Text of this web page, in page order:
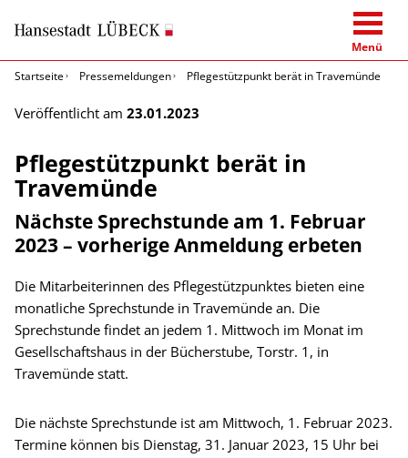
Menü
Startseite
Pressemeldungen Pflegestützpunkt berät in Travemünde
Veröffentlicht am 23.01.2023
Pflegestützpunkt berät in
Travemünde
Nächste Sprechstunde am 1. Februar
2023 – vorherige Anmeldung erbeten
Die Mitarbeiterinnen des Pflegestützpunktes bieten eine
monatliche Sprechstunde in Travemünde an. Die
Sprechstunde findet an jedem 1. Mittwoch im Monat im
Gesellschaftshaus in der Bücherstube, Torstr. 1, in
Travemünde statt.
Die nächste Sprechstunde ist am Mittwoch, 1. Februar 2023.
Termine können bis Dienstag, 31. Januar 2023, 15 Uhr bei